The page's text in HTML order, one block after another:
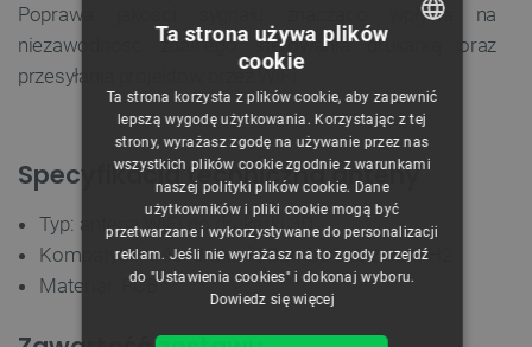
Poprawa jakości sygnału znacząco wpływa na
niezawodność zdalnego sterowania drukarką oraz
przesyłania projektów przez WiFi.
Specyfikacja techniczna anteny
Typ: antena WiFi do drukarki 3D
Kompatybilność: drukarki Bambu Lab z serii H2
Materiał: PCB
CZECH
ENGLISH
GERMAN
Ta strona używa plików
cookie
Ta strona korzysta z plików cookie, aby zapewnić
lepszą wygodę użytkowania. Korzystając z tej
strony, wyrażasz zgodę na używanie przez nas
wszystkich plików cookie zgodnie z warunkami
naszej polityki plików cookie. Dane
użytkowników i pliki cookie mogą być
przetwarzane i wykorzystywane do personalizacji
reklam. Jeśli nie wyrażasz na to zgody przejdź
do "Ustawienia cookies" i dokonaj wyboru.
Dowiedz się więcej